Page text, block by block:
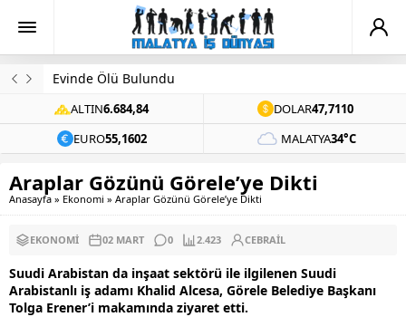
Evinde Ölü Bulundu
ALTIN6.684,84 DOLAR47,7110
EURO55,1602 MALATYA34°C
Araplar Gözünü Görele’ye Dikti
Anasayfa » Ekonomi » Araplar Gözünü Görele’ye Dikti
EKONOMI 02 MART 0 2.423 CEBRAIL
Suudi Arabistan da inşaat sektörü ile ilgilenen Suudi
Arabistanlı iş adamı Khalid Alcesa, Görele Belediye Başkanı
Tolga Erener’i makamında ziyaret etti.